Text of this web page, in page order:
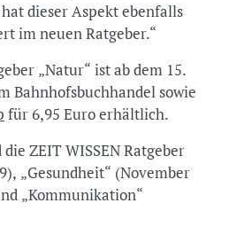
dieser Aspekt ebenfalls
im neuen Ratgeber.“
„Natur“ ist ab dem 15.
Bahnhofsbuchhandel sowie
für 6,95 Euro erhältlich.
ZEIT WISSEN Ratgeber
„Gesundheit“ (November
„Kommunikation“